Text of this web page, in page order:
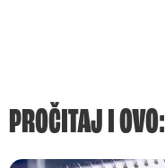
PROČITAJ I OVO: